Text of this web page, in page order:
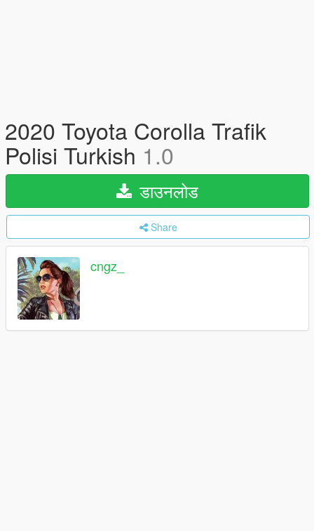
2020 Toyota Corolla Trafik
Polisi Turkish 1.0
डाउनलोड
Share
cngz_